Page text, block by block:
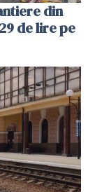
din
de lire pe